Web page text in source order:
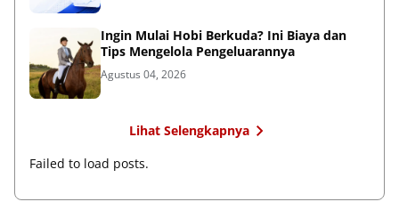
Ingin Mulai Hobi Berkuda? Ini Biaya dan
Tips Mengelola Pengeluarannya
Agustus 04, 2026
Lihat Selengkapnya
Failed to load posts.